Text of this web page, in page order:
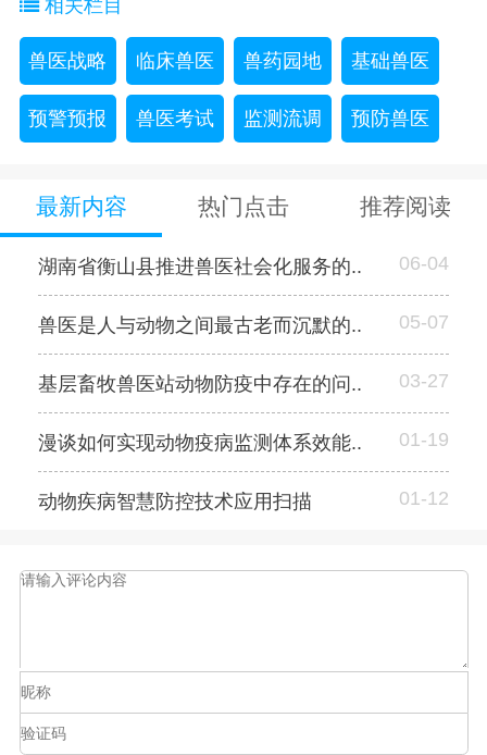
相关栏目
兽医战略 临床兽医 兽药园地 基础兽医
预警预报 兽医考试 监测流调 预防兽医
最新内容 热门点击 推荐阅读
湖南省衡山县推进兽医社会化服务的.. 06-04
兽医是人与动物之间最古老而沉默的.. 05-07
基层畜牧兽医站动物防疫中存在的问.. 03-27
漫谈如何实现动物疫病监测体系效能.. 01-19
动物疾病智慧防控技术应用扫描 01-12